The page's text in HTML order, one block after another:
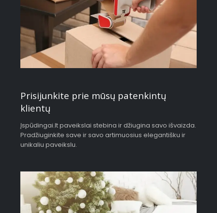
Prisijunkite prie mūsų patenkintų
klientų
Įspūdingai.lt paveikslai stebina ir džiugina savo išvaizda.
Pradžiuginkite save ir savo artimuosius elegantišku ir
unikaliu paveikslu.